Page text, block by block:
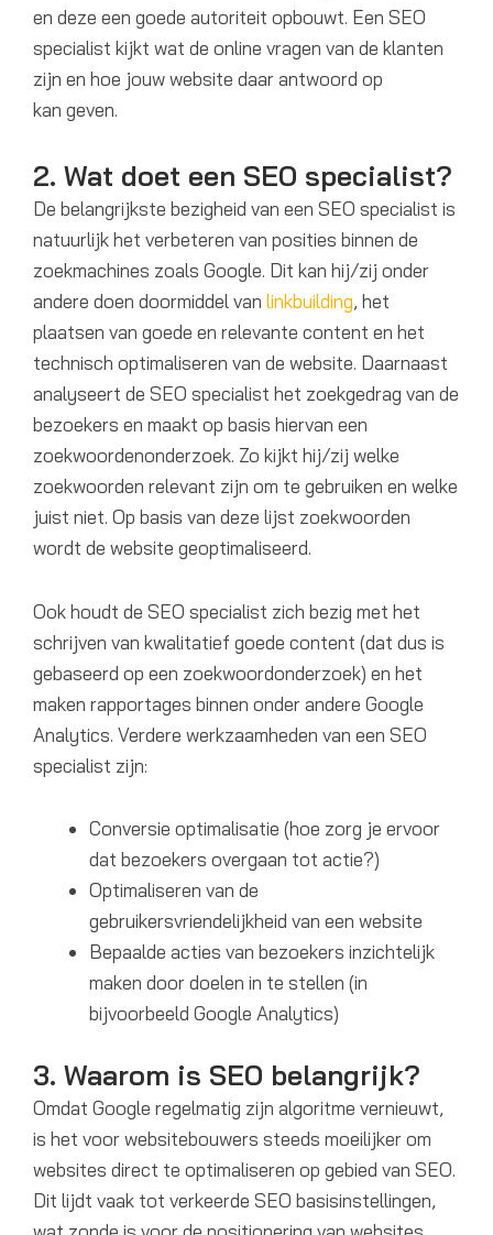
en deze een goede autoriteit opbouwt. Een SEO
specialist kijkt wat de online vragen van de klanten
zijn en hoe jouw website daar antwoord op
kan geven.
2. Wat doet een SEO specialist?
De belangrijkste bezigheid van een SEO specialist is
natuurlijk het verbeteren van posities binnen de
zoekmachines zoals Google. Dit kan hij/zij onder
andere doen doormiddel van linkbuilding, het
plaatsen van goede en relevante content en het
technisch optimaliseren van de website. Daarnaast
analyseert de SEO specialist het zoekgedrag van de
bezoekers en maakt op basis hiervan een
zoekwoordenonderzoek. Zo kijkt hij/zij welke
zoekwoorden relevant zijn om te gebruiken en welke
juist niet. Op basis van deze lijst zoekwoorden
wordt de website geoptimaliseerd.
Ook houdt de SEO specialist zich bezig met het
schrijven van kwalitatief goede content (dat dus is
gebaseerd op een zoekwoordonderzoek) en het
maken rapportages binnen onder andere Google
Analytics. Verdere werkzaamheden van een SEO
specialist zijn:
Conversie optimalisatie (hoe zorg je ervoor
dat bezoekers overgaan tot actie?)
Optimaliseren van de
gebruikersvriendelijkheid van een website
Bepaalde acties van bezoekers inzichtelijk
maken door doelen in te stellen (in
bijvoorbeeld Google Analytics)
3. Waarom is SEO belangrijk?
Omdat Google regelmatig zijn algoritme vernieuwt,
is het voor websitebouwers steeds moeilijker om
websites direct te optimaliseren op gebied van SEO.
Dit lijdt vaak tot verkeerde SEO basisinstellingen,